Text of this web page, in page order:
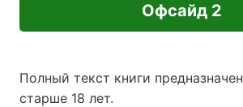
Офсайд 2
Полный текст книги
старше 18 лет.